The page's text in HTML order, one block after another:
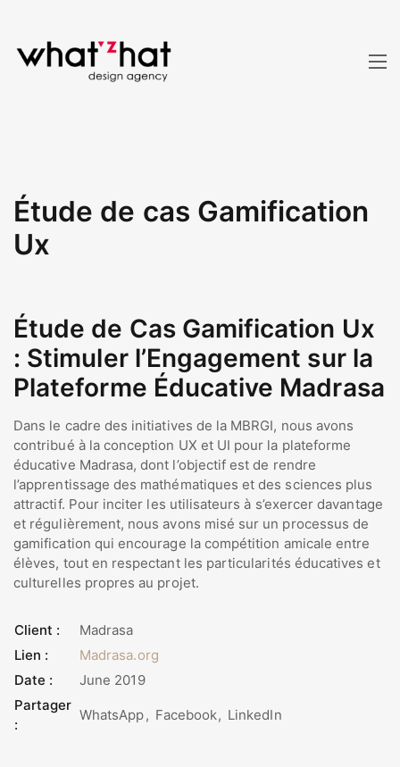
Étude de cas Gamification
Ux
Étude de Cas Gamification Ux
: Stimuler l’Engagement sur la
Plateforme Éducative Madrasa
Dans le cadre des initiatives de la MBRGI, nous avons
contribué à la conception UX et UI pour la plateforme
éducative Madrasa, dont l’objectif est de rendre
l’apprentissage des mathématiques et des sciences plus
attractif. Pour inciter les utilisateurs à s’exercer davantage
et régulièrement, nous avons misé sur un processus de
gamification qui encourage la compétition amicale entre
élèves, tout en respectant les particularités éducatives et
culturelles propres au projet.
Client :
Madrasa
Lien :
Madrasa.org
Date :
June 2019
Partager
:
WhatsApp Facebook LinkedIn